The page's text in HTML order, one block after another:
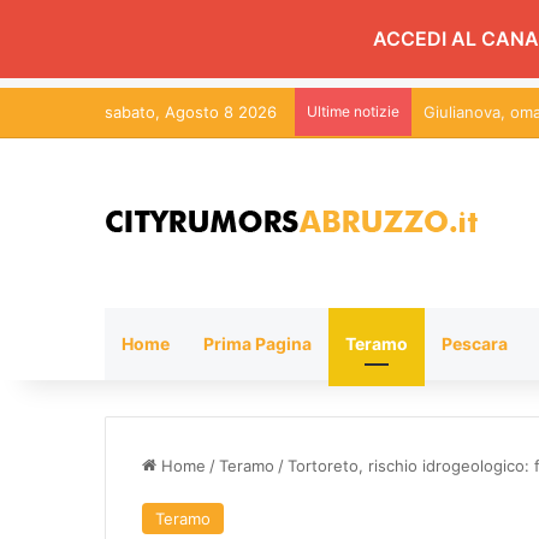
ACCEDI AL
sabato, Agosto 8 2026 Ultime notizie Studio
Home Prima Pagina Teramo Pescara
Home /Teramo /Tortoreto, rischio idrogeologico:
Teramo